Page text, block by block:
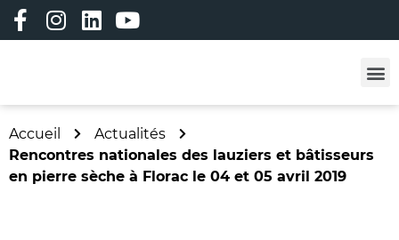
Accueil
Actualités
Rencontres nationales des lauziers et bâtisseurs
en pierre sèche à Florac le 04 et 05 avril 2019